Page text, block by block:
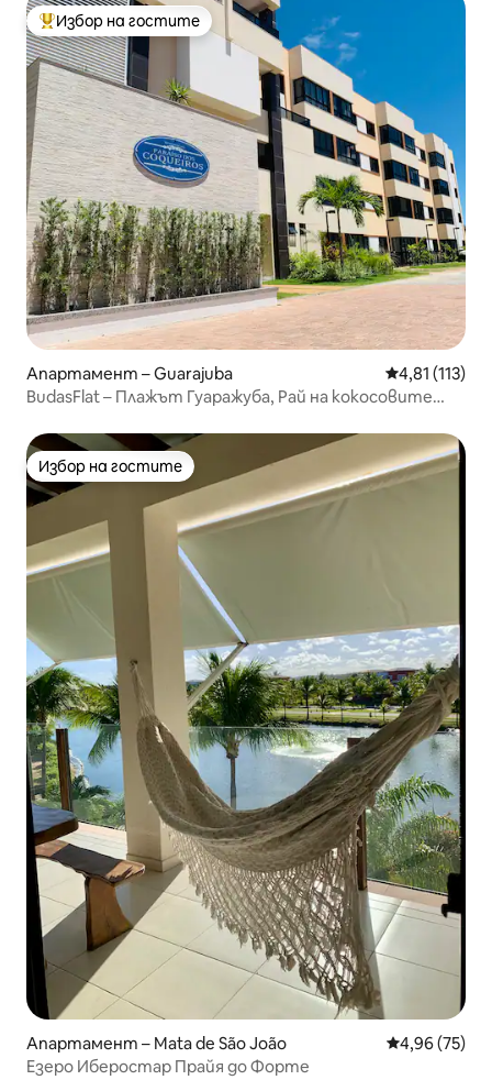
Най-популярен избор на гостите
Избор на гостите
Апартамент – Guarajuba Средна
4,81 (113)
BudasFlat – Плажът Гуаражуба, Рай на кокосовите
Избор на гостите
Избор на гостите
Апартамент – Mata de São João Средна
4,96 (75)
Езеро Иберостар Прайя до Форте